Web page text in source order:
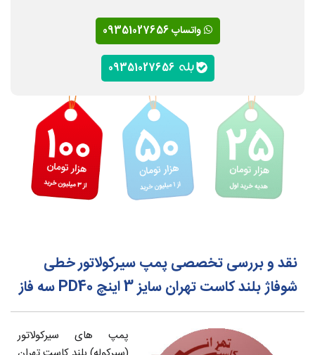
واتساپ 09351027656
نقد و بررسی تخصصی پمپ سیرکولاتور خطی
شوفاژ بلند کاست تهران سایز 3 اینچ PD40 سه فاز
پمپ های سیرکولاتور